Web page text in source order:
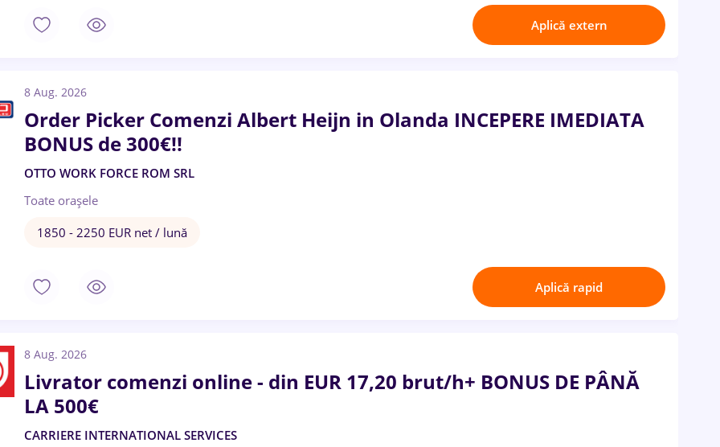
Aplică extern
8 Aug. 2026
Order Picker Comenzi Albert Heijn in Olanda INCEPERE IMEDIATA
BONUS de 300€!!
OTTO WORK FORCE ROM SRL
Toate oraşele
1850 - 2250 EUR net / lună
Aplică rapid
8 Aug. 2026
Livrator comenzi online - din EUR 17,20 brut/h+ BONUS DE PÂNĂ
LA 500€
CARRIERE INTERNATIONAL SERVICES